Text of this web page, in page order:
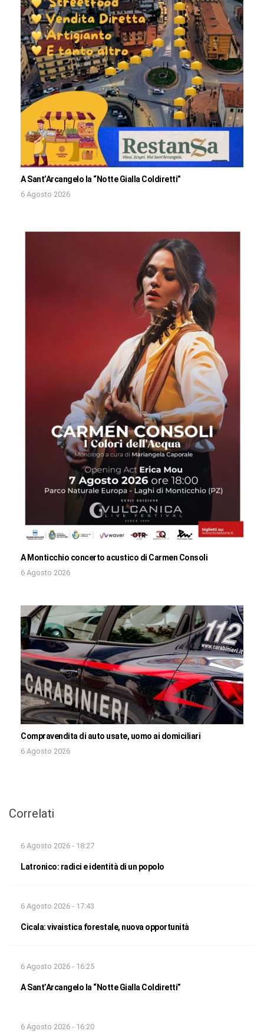
A Sant’Arcangelo la “Notte Gialla Coldiretti”
6 Agosto 2026
A Monticchio concerto acustico di Carmen Consoli
6 Agosto 2026
Compravendita di auto usate, uomo ai domiciliari
6 Agosto 2026
Correlati
6 Agosto 2026 - 18:27
Latronico: radici e identità di un popolo
6 Agosto 2026 - 17:43
Cicala: vivaistica forestale, nuova opportunità
6 Agosto 2026 - 16:25
A Sant’Arcangelo la “Notte Gialla Coldiretti”
6 Agosto 2026 - 16:20